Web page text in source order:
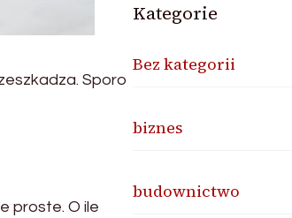
Sporo
proste. O ile
Kategorie
Bez kategorii
biznes
budownictwo